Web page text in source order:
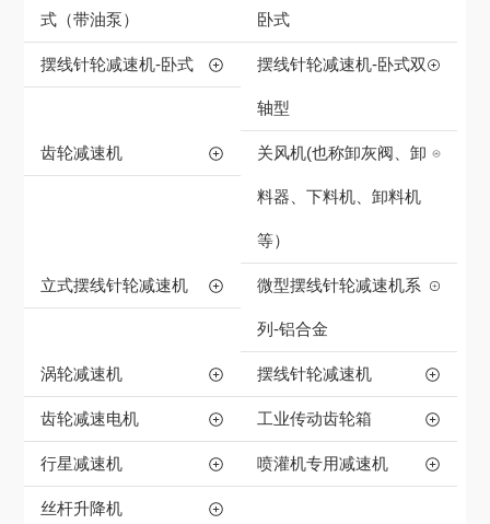
式（带油泵） 卧式
摆线针轮减速机-卧式 摆线针轮减速机-卧式双
轴型
齿轮减速机 关风机(也称卸灰阀、卸
料器、下料机、卸料机
等）
立式摆线针轮减速机 微型摆线针轮减速机系
列-铝合金
涡轮减速机 摆线针轮减速机
齿轮减速电机 工业传动齿轮箱
行星减速机 喷灌机专用减速机
丝杆升降机